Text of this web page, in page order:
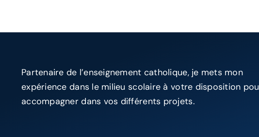
Partenaire de l’enseignement catholique, je mets mon
expérience dans le milieu scolaire à votre disposition
accompagner dans vos différents projets.